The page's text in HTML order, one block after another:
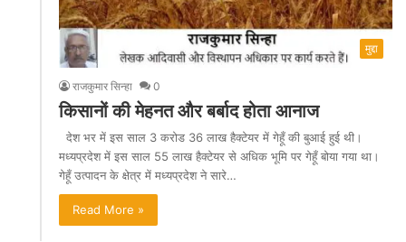
मुद्दा
राजकुमार सिन्हा 0
किसानों की मेहनत और बर्बाद होता आनाज
देश भर में इस साल 3 करोड 36 लाख हैक्टेयर में गेहूँ की बुआई हुई थी।
मध्यप्रदेश में इस साल 55 लाख हैक्टेयर से अधिक भूमि पर गेहूँ बोया गया था।
गेहूँ उत्पादन के क्षेत्र में मध्यप्रदेश ने सारे…
Read More »